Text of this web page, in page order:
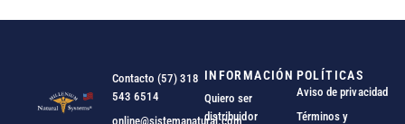
Contacto (57) 318
543 6514
online@sistemanatural.com
INFORMACIÓN
Quiero ser
distribuidor
POLÍTICAS
Aviso de privacidad
Términos y